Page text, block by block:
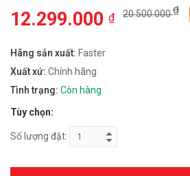
12.299.000 ₫ 20.500.000₫
Hãng sản xuất: Faster
Xuất xứ: Chính hãng
Tình trạng: Còn hàng
Tùy chọn:
Số lượng đặt: